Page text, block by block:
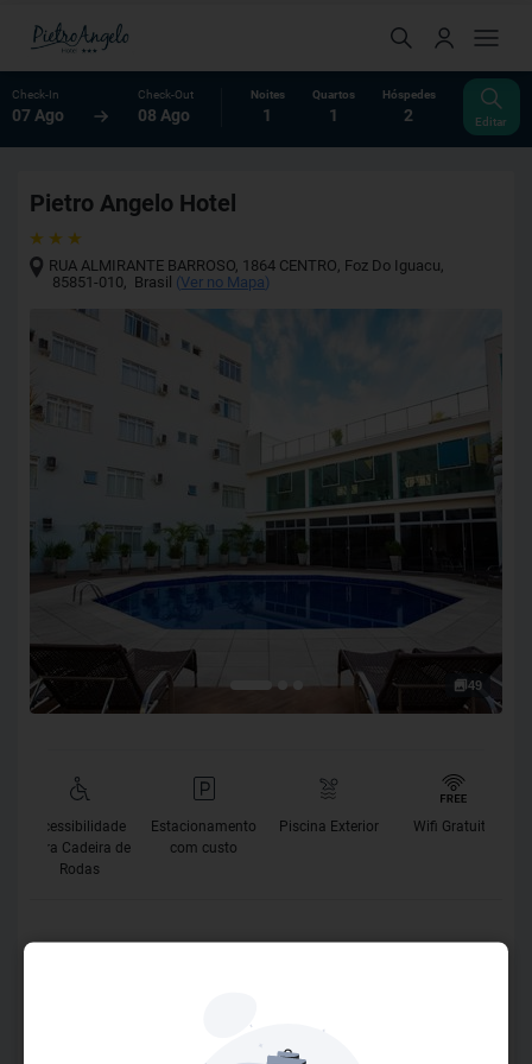
Check-In
07 Ago
Check-Out
08 Ago
Noites
1
Quartos
1
Hóspedes
2 Editar
Pietro Angelo Hotel
RUA ALMIRANTE BARROSO, 1864 CENTRO, Foz Do Iguacu,
85851-010, Brasil (Ver no Mapa)
49
Acessibilidade
para Cadeira de
Rodas
Estacionamento
com custo
Piscina Exterior Wifi Gratuito
Pietro Angelo Hotel, localizado no centro de Foz do Iguaçu